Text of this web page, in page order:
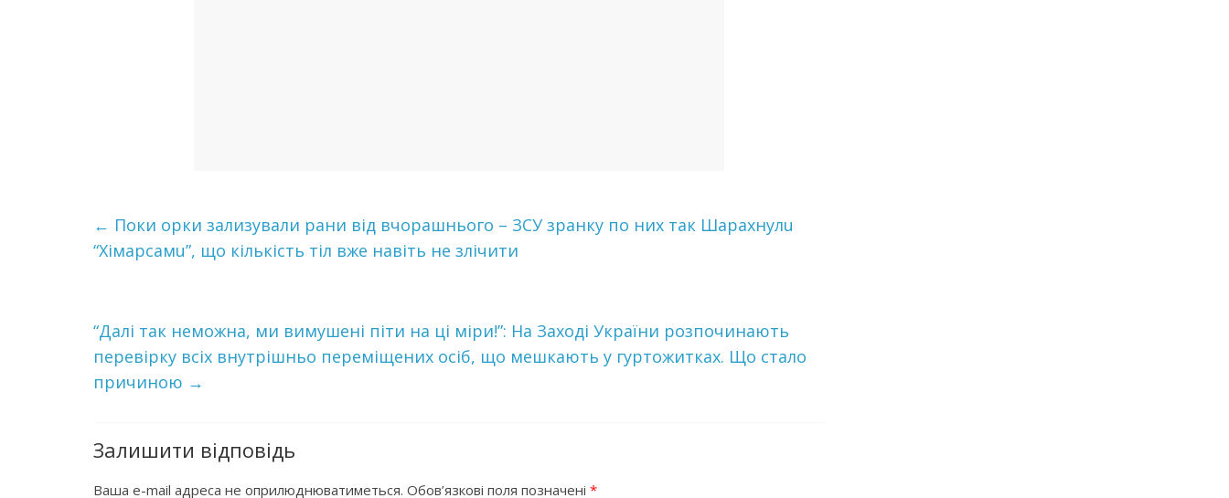
← Поки орки зализували рани від вчорашнього – ЗСУ зранку по них так Шaрaхнулu
“Хімaрсaмu”, що кількість тіл вже навіть не злічити
“Далі так неможна, ми вимушені піти на ці міри!”: На Заході України розпочинають
перевірку всіх внутрішньо переміщених осіб, що мешкають у гуртожитках. Що стало
причиною →
Залишити відповідь
Ваша e-mail адреса не оприлюднюватиметься. Обов’язкові поля позначені *